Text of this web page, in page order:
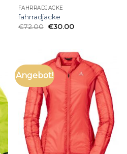
FAHRRADJACKE
fahrradjacke
€72.00 €30.00
Angebot!